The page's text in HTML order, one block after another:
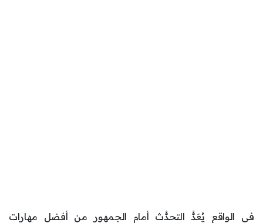
في الواقع يُعَدُّ التحدُّث أمام الجمهور من أفضل مهارات